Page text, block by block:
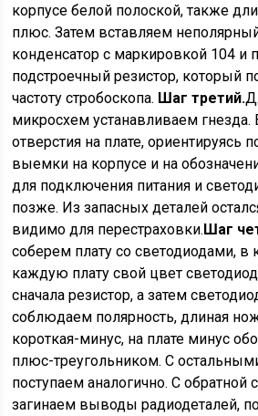
корпусе белой полоской, также
плюс. Затем вставляем
конденсатор с маркировкой 104 и
подстроечный резистор, который
частоту стробоскопа. Шаг третий.
микросхем устанавливаем гнезда.
отверстия на плате, ориентируясь
выемки на корпусе и на
для подключения питания и
позже. Из запасных деталей
видимо для перестраховки.Шаг
соберем плату со светодиодами, в
каждую плату свой цвет
сначала резистор, а затем
соблюдаем полярность, длиная
короткая-минус, на плате минус
плюс-треугольником. С
поступаем аналогично. С обратной
загинаем выводы радиодеталей,